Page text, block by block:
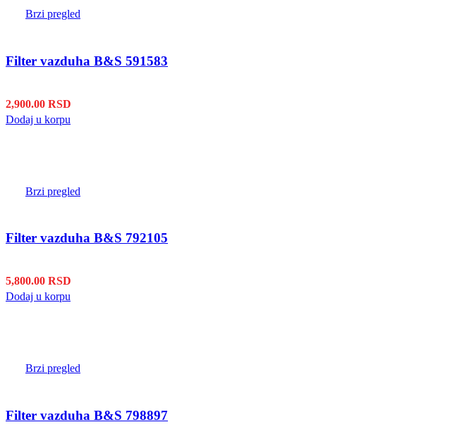
Brzi pregled
Filter vazduha B&S 591583
2,900.00 RSD
Dodaj u korpu
Brzi pregled
Filter vazduha B&S 792105
5,800.00 RSD
Dodaj u korpu
Brzi pregled
Filter vazduha B&S 798897